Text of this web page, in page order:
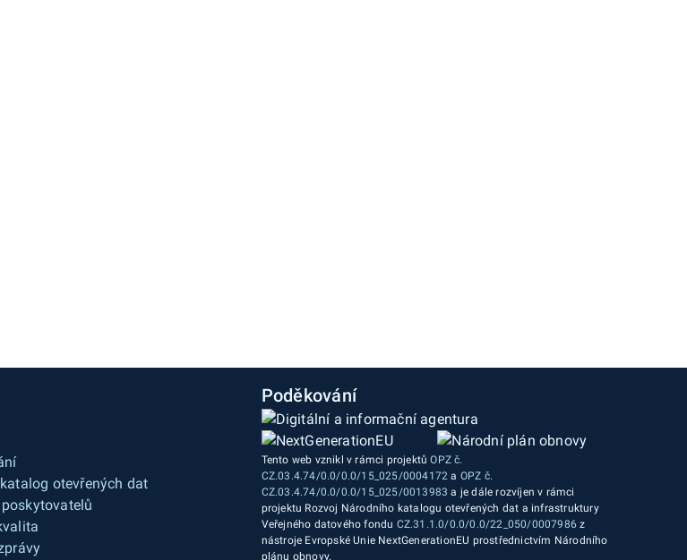
otevřených dat
Poděkování
Tento web vznikl v rámci projektůOPZ č.
CZ.03.4.74/0.0/0.0/15_025/0004172 a OPZ č.
CZ.03.4.74/0.0/0.0/15_025/0013983 a je dále rozvíjen v rámci
projektu Rozvoj Národního katalogu otevřených dat a infrastruktury
Veřejného datového fondu CZ.31.1.0/0.0/0.0/22_050/0007986 z
nástroje Evropské Unie NextGenerationEU prostřednictvím Národního
plánu obnovy.